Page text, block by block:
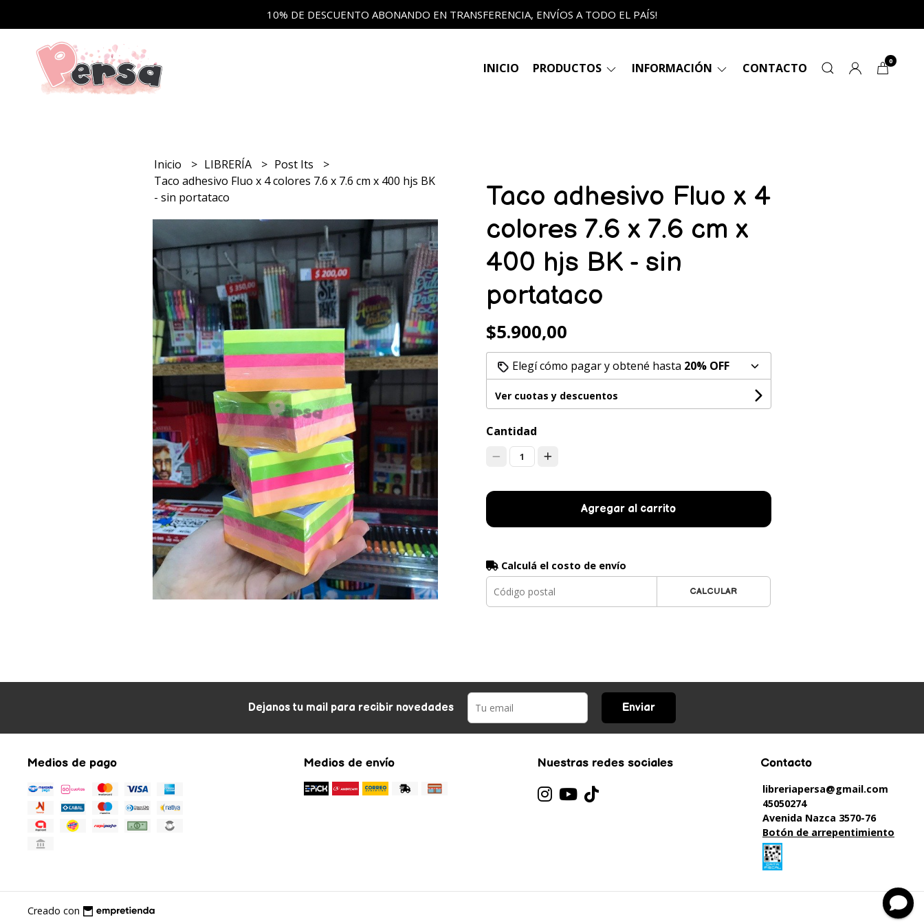
10% DE DESCUENTO ABONANDO EN TRANSFERENCIA, ENVÍOS A TODO EL PAÍS!
INICIO PRODUCTOS INFORMACIÓN CONTACTO 0
Inicio LIBRERÍA
Post Its
Taco adhesivo Fluo x 4 colores 7.6 x 7.6 cm x 400 hjs BK
- sin portataco
Taco adhesivo Fluo x 4
colores 7.6 x 7.6 cm x
400 hjs BK - sin
portataco
$5.900,00
Elegí cómo pagar y obtené hasta 20% OFF
Ver cuotas y descuentos
Cantidad
1
Agregar al carrito
Calculá el costo de envío
CALCULAR
Dejanos tu mail para recibir novedades Enviar
Medios de pago Medios de envío Nuestras redes sociales Contacto
libreriapersa@gmail.com
45050274
Avenida Nazca 3570-76
Botón de arrepentimiento
Creado con